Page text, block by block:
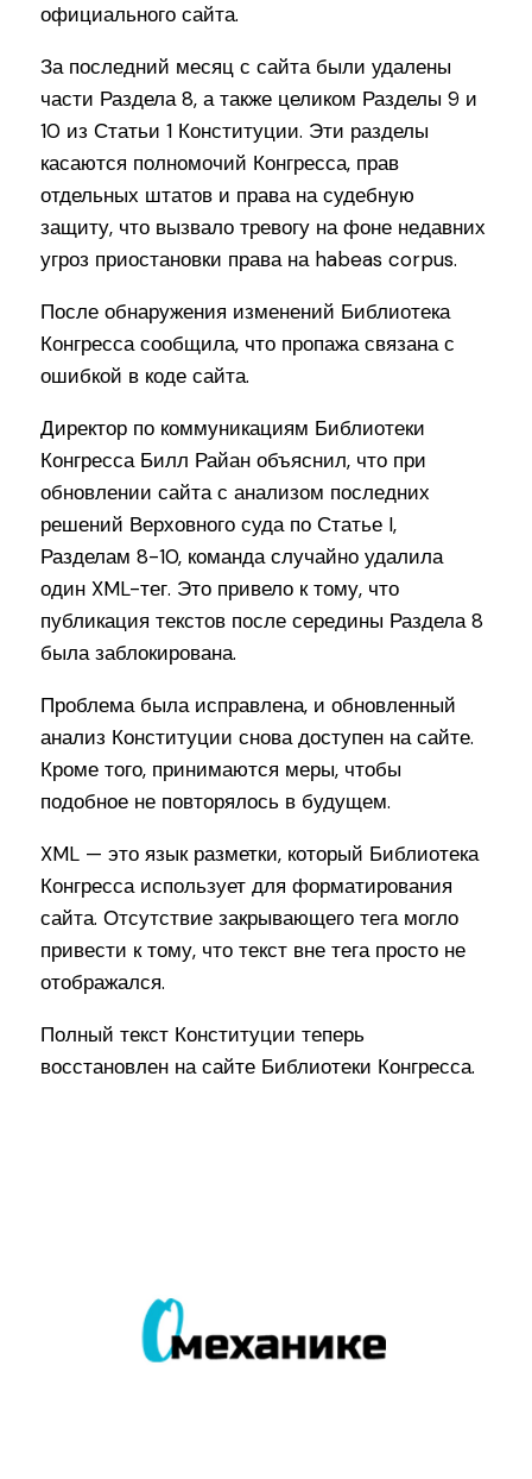
официального сайта.
За последний месяц с сайта были удалены
части Раздела 8, а также целиком Разделы 9 и
10 из Статьи 1 Конституции. Эти разделы
касаются полномочий Конгресса, прав
отдельных штатов и права на судебную
защиту, что вызвало тревогу на фоне недавних
угроз приостановки права на habeas corpus.
После обнаружения изменений Библиотека
Конгресса сообщила, что пропажа связана с
ошибкой в коде сайта.
Директор по коммуникациям Библиотеки
Конгресса Билл Райан объяснил, что при
обновлении сайта с анализом последних
решений Верховного суда по Статье I,
Разделам 8-10, команда случайно удалила
один XML-тег. Это привело к тому, что
публикация текстов после середины Раздела 8
была заблокирована.
Проблема была исправлена, и обновленный
анализ Конституции снова доступен на сайте.
Кроме того, принимаются меры, чтобы
подобное не повторялось в будущем.
XML — это язык разметки, который Библиотека
Конгресса использует для форматирования
сайта. Отсутствие закрывающего тега могло
привести к тому, что текст вне тега просто не
отображался.
Полный текст Конституции теперь
восстановлен на сайте Библиотеки Конгресса.